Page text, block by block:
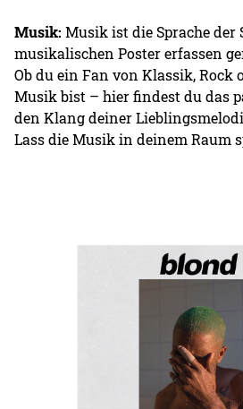
Musik: Musik ist die Sprache der
musikalischen Poster erfassen
Ob du ein Fan von Klassik, Rock
Musik bist – hier findest du das
den Klang deiner
Lass die Musik in deinem Raum